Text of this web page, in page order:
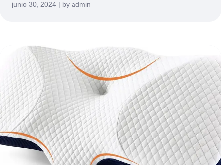
junio 30, 2024 | by admin